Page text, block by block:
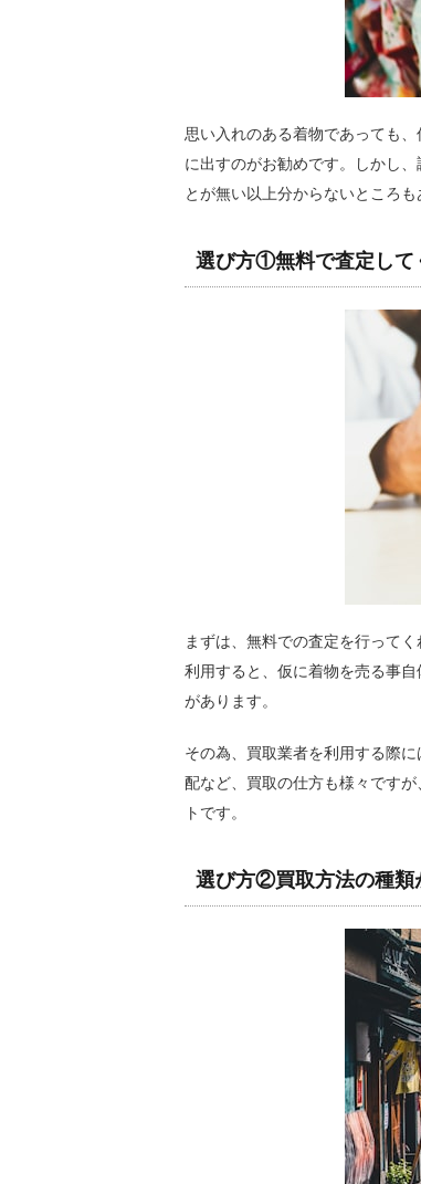
思い入れのある着物であっても
に出すのがお勧めです。しかし
とが無い以上分からないところも
選び方①無料で査定して
まずは、無料での査定を行って
利用すると、仮に着物を売る事
があります。
その為、買取業者を利用する際
配など、買取の仕方も様々ですが
トです。
選び方②買取方法の種類